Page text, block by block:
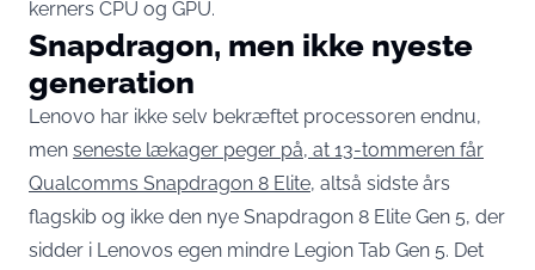
kerners CPU og GPU.
Snapdragon, men ikke nyeste
generation
Lenovo har ikke selv bekræftet processoren endnu,
men seneste lækager peger på, at 13-tommeren får
Qualcomms Snapdragon 8 Elite, altså sidste års
flagskib og ikke den nye Snapdragon 8 Elite Gen 5, der
sidder i Lenovos egen mindre Legion Tab Gen 5. Det